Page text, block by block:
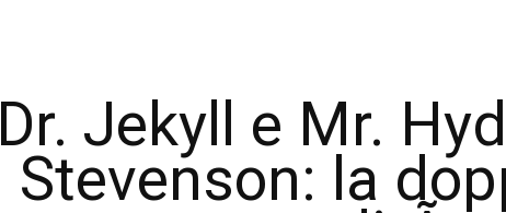
Dr. Jekyll e Mr.
Stevenson: la